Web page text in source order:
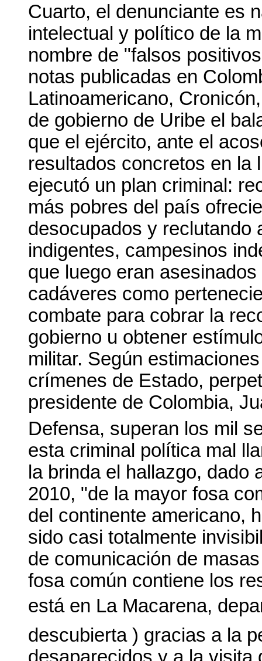
Cuarto, el denunciante es
intelectual y político de la
nombre de "falsos
notas publicadas en
Latinoamericano,
de gobierno de Uribe el
que el ejército, ante el
resultados concretos en la
ejecutó un plan criminal:
más pobres del país
desocupados y reclutando
indigentes, campesinos
que luego eran
cadáveres como
combate para cobrar la
gobierno u obtener
militar. Según
crímenes de Estado,
presidente de Colombia,
Defensa, superan los mil
esta criminal política mal
la brinda el hallazgo, dado
2010, "de la mayor fosa
del continente americano,
sido casi totalmente
de comunicación de
fosa común contiene los
está en La Macarena,
descubierta ) gracias a la
desaparecidos y a la visita